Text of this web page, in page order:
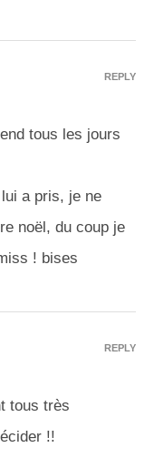
tous les jours
a pris, je ne
noël, du coup je
! bises
REPLY
tous très
!!
REPLY